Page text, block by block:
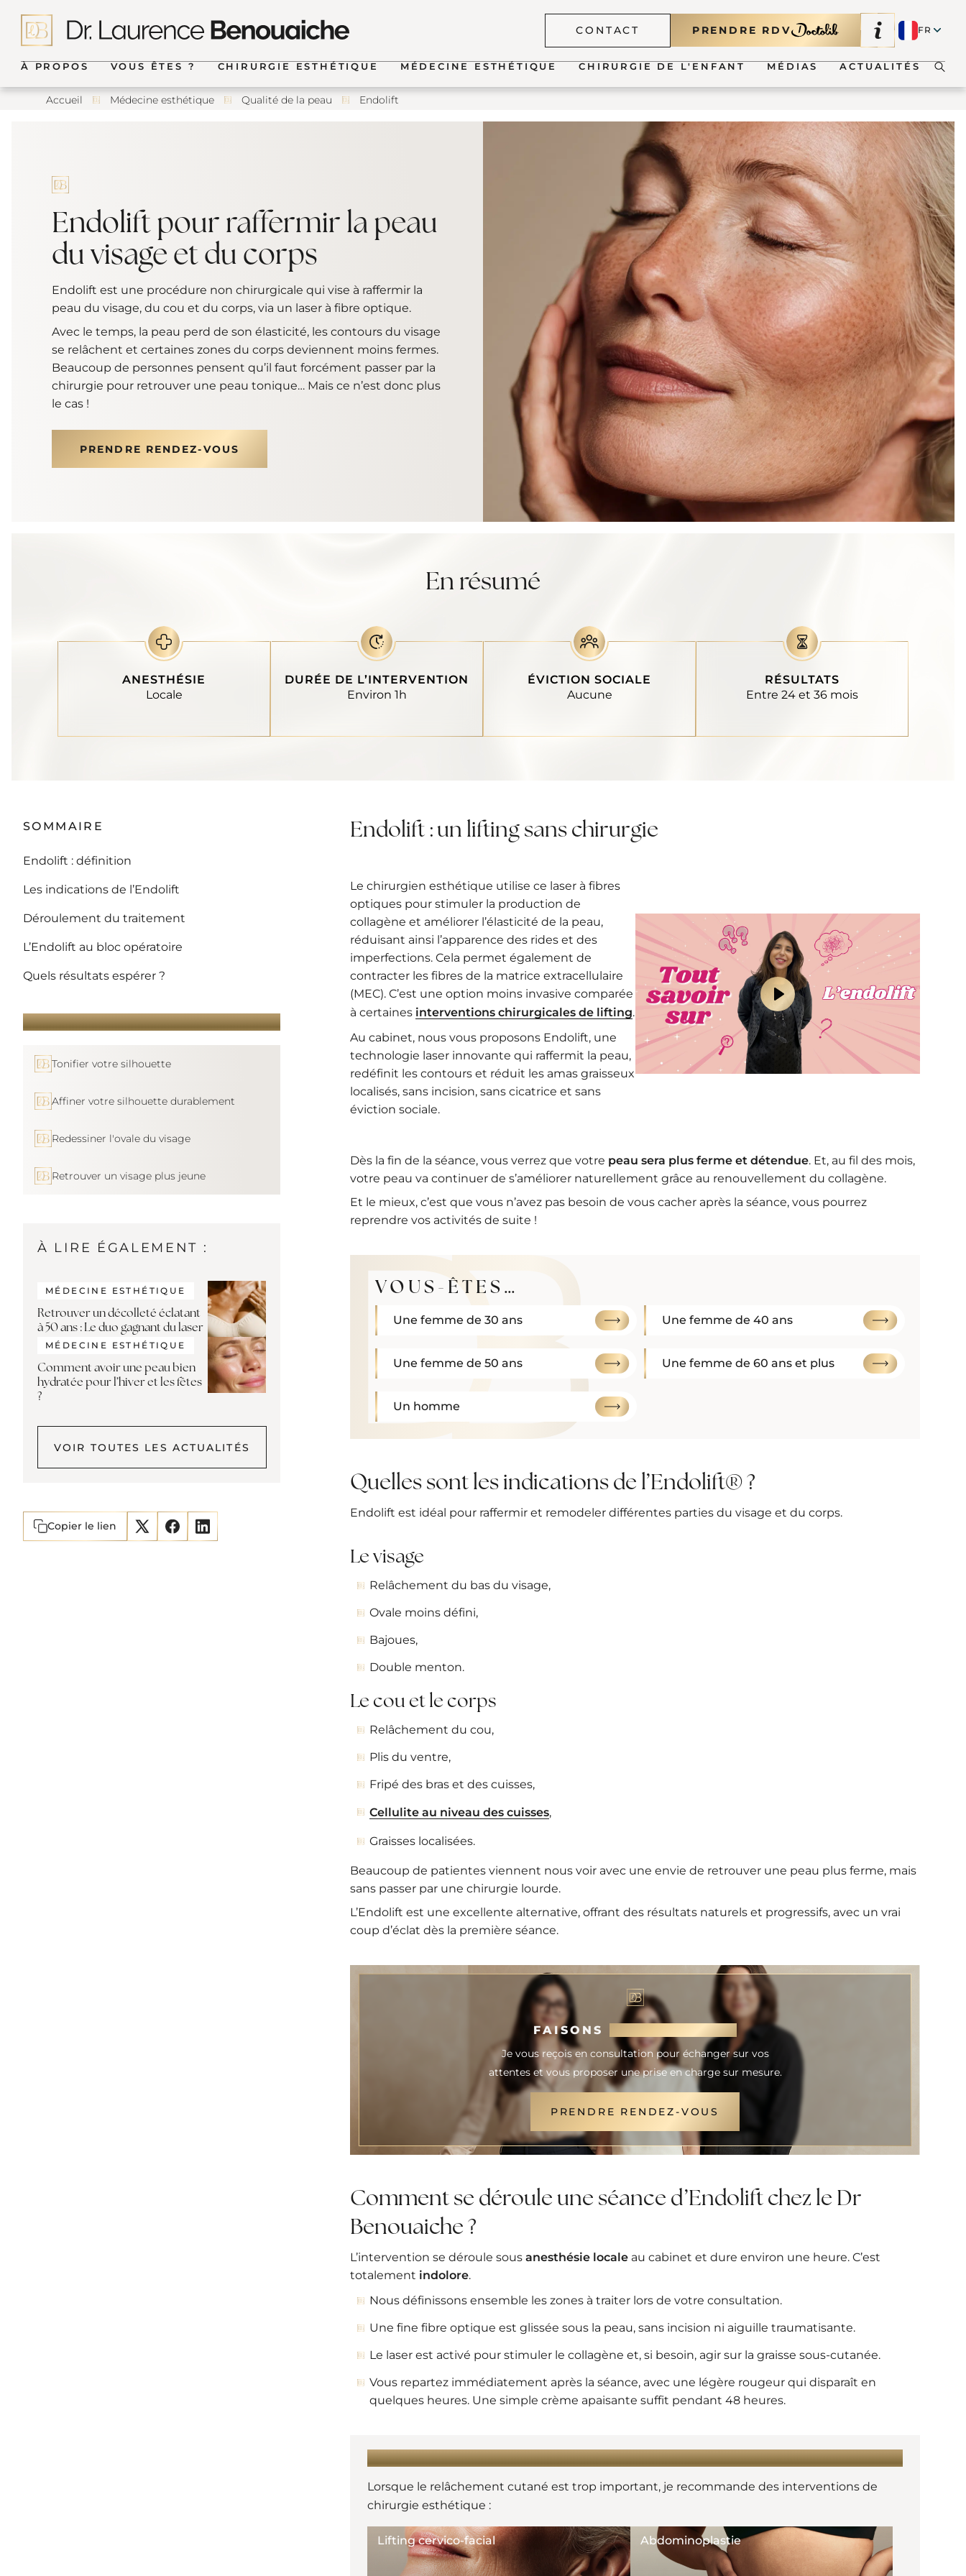
i
CONTACT PRENDRE RDV FR
À PROPOS
Lieux de consultation
Parcours patient
Plateau technique
Publications scientifiques
Tarifs
VOUS ÊTES ?
Une femme de 40 ans
Une femme de 50 ans
Une femme de 60 ans et plus
Un homme
CHIRURGIE ESTHÉTIQUE
Chirurgie esthétique du visage
MÉDECINE ESTHÉTIQUE
LES INTEMPORELS
SILHOUETTE
CHIRURGIE DE L'ENFANT
Fentes labio-palatines : acide
hyaluronique à visée
thérapeutique
Naevus congénital
Otoplastie
MÉDIAS ACTUALITÉS
Accueil Médecine esthétique Qualité de la peau Endolift
Endolift pour raffermir la peau
du visage et du corps
Endolift est une procédure non chirurgicale qui vise à raffermir la
peau du visage, du cou et du corps, via un laser à fibre optique.
Avec le temps, la peau perd de son élasticité, les contours du visage
se relâchent et certaines zones du corps deviennent moins fermes.
Beaucoup de personnes pensent qu’il faut forcément passer par la
chirurgie pour retrouver une peau tonique… Mais ce n’est donc plus
le cas !
PRENDRE RENDEZ-VOUS
En résumé
ANESTHÉSIE
Locale
DURÉE DE L’INTERVENTION
Environ 1h
ÉVICTION SOCIALE
Aucune
RÉSULTATS
Entre 24 et 36 mois
SOMMAIRE
Endolift : définition
Les indications de l’Endolift
Déroulement du traitement
L’Endolift au bloc opératoire
Quels résultats espérer ?
VOUS DÉSIREZ...
Tonifier votre silhouette
Affiner votre silhouette durablement
Redessiner l'ovale du visage
Retrouver un visage plus jeune
À LIRE ÉGALEMENT :
MÉDECINE ESTHÉTIQUE
Retrouver un décolleté éclatant
à 50 ans : Le duo gagnant du laser
MÉDECINE ESTHÉTIQUE
Comment avoir une peau bien
hydratée pour l’hiver et les fêtes
?
VOIR TOUTES LES ACTUALITÉS
Copier le lien
Endolift : un lifting sans chirurgie
Le chirurgien esthétique utilise ce laser à fibres
optiques pour stimuler la production de
collagène et améliorer l’élasticité de la peau,
réduisant ainsi l’apparence des rides et des
imperfections. Cela permet également de
contracter les fibres de la matrice extracellulaire
(MEC). C’est une option moins invasive comparée
à certaines interventions chirurgicales de lifting.
Au cabinet, nous vous proposons Endolift, une
technologie laser innovante qui raffermit la peau,
redéfinit les contours et réduit les amas graisseux
localisés, sans incision, sans cicatrice et sans
éviction sociale.
M
S
n
P
Dès la fin de la séance, vous verrez que votre peau sera plus ferme et détendue. Et, au fil des mois,
votre peau va continuer de s’améliorer naturellement grâce au renouvellement du collagène.
Et le mieux, c’est que vous n’avez pas besoin de vous cacher après la séance, vous pourrez
reprendre vos activités de suite !
VOUS-ÊTES…
Une femme de 30 ans Une femme de 40 ans
Une femme de 50 ans Une femme de 60 ans et plus
Un homme
Quelles sont les indications de l’Endolift® ?
Endolift est idéal pour raffermir et remodeler différentes parties du visage et du corps.
Le visage
Relâchement du bas du visage,
Ovale moins défini,
Bajoues,
Double menton.
Le cou et le corps
Relâchement du cou,
Plis du ventre,
Fripé des bras et des cuisses,
Cellulite au niveau des cuisses,
Graisses localisées.
Beaucoup de patientes viennent nous voir avec une envie de retrouver une peau plus ferme, mais
sans passer par une chirurgie lourde.
L’Endolift est une excellente alternative, offrant des résultats naturels et progressifs, avec un vrai
coup d’éclat dès la première séance.
FAISONS
Je vous reçois en consultation pour échanger sur vos
attentes et vous proposer une prise en charge sur mesure.
PRENDRE RENDEZ-VOUS
Comment se déroule une séance d’Endolift chez le Dr
Benouaiche ?
L’intervention se déroule sous anesthésie locale au cabinet et dure environ une heure. C’est
totalement indolore.
Nous définissons ensemble les zones à traiter lors de votre consultation.
Une fine fibre optique est glissée sous la peau, sans incision ni aiguille traumatisante.
Le laser est activé pour stimuler le collagène et, si besoin, agir sur la graisse sous-cutanée.
Vous repartez immédiatement après la séance, avec une légère rougeur qui disparaît en
quelques heures. Une simple crème apaisante suffit pendant 48 heures.
EN SAVOIR PLUS :
Lorsque le relâchement cutané est trop important, je recommande des interventions de
chirurgie esthétique :
Lifting cervico-facial Abdominoplastie